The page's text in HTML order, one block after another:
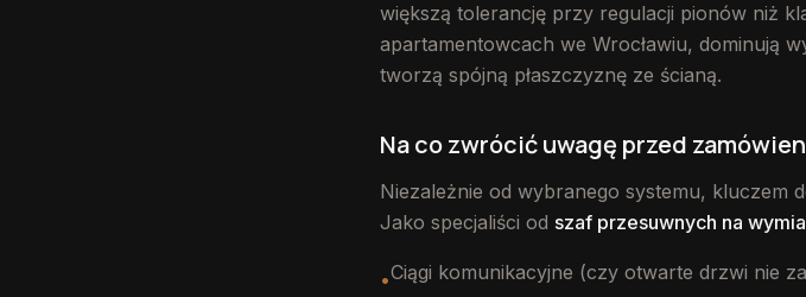
większą tolerancję przy regulacji pionów niż
apartamentowcach we Wrocławiu, dominują
tworzą spójną płaszczyznę ze ścianą.
Na co zwrócić uwagę przed
Niezależnie od wybranego systemu, kluczem
Jako specjaliści od szaf przesuwnych na
•Ciągi komunikacyjne (czy otwarte drzwi nie